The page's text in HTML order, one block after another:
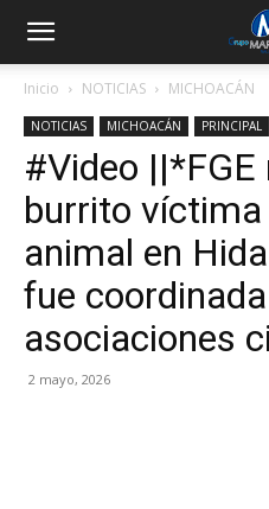
Inicio NOTICIAS MICHOACÁN
NOTICIAS MICHOACÁN PRINCIPAL
#Video
burrito
animal en
fue
asociaciones
2 mayo, 2026